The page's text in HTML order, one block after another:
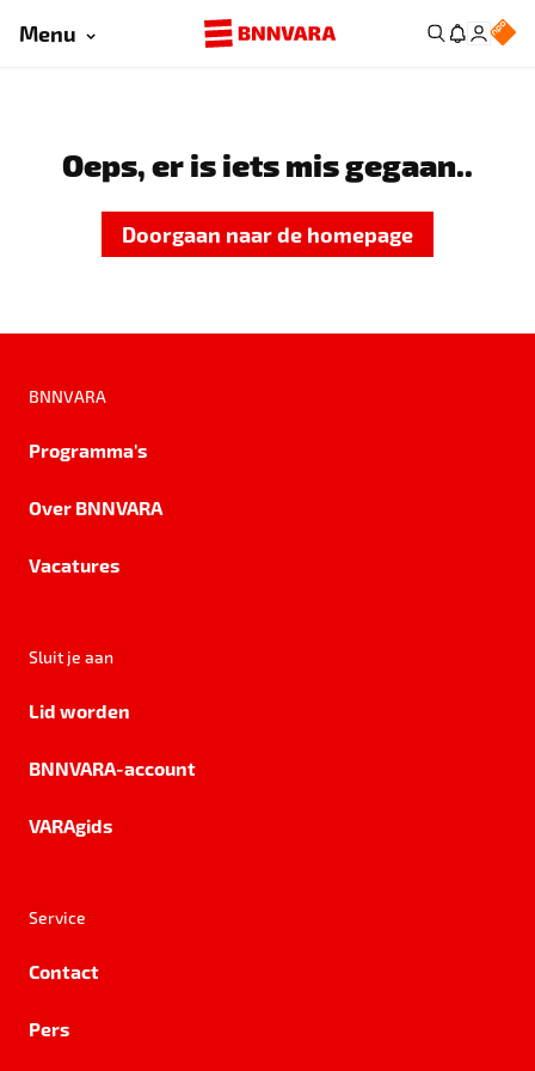
Menu
Oeps, er is iets mis gegaan..
Doorgaan naar de homepage
BNNVARA
Programma's
Over BNNVARA
Vacatures
Sluit je aan
Lid worden
BNNVARA-account
VARAgids
Service
Contact
Pers